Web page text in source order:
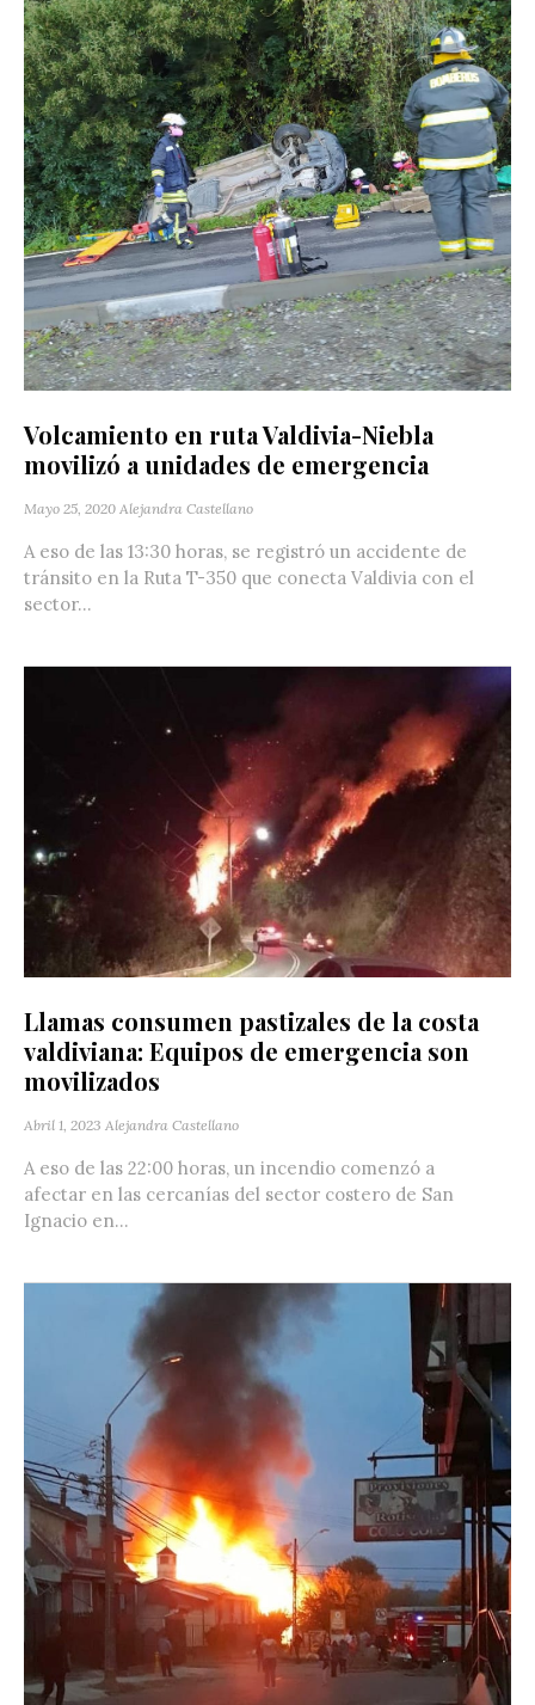
Volcamiento en ruta Valdivia-Niebla
movilizó a unidades de emergencia
Mayo 25, 2020 Alejandra Castellano
A eso de las 13:30 horas, se registró un accidente de
tránsito en la Ruta T-350 que conecta Valdivia con el
sector...
Llamas consumen pastizales de la costa
valdiviana: Equipos de emergencia son
movilizados
Abril 1, 2023 Alejandra Castellano
A eso de las 22:00 horas, un incendio comenzó a
afectar en las cercanías del sector costero de San
Ignacio en...